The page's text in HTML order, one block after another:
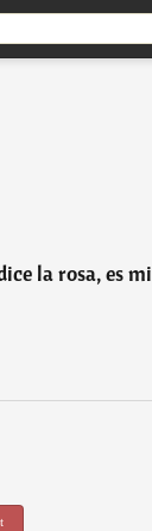
la rosa, es mi